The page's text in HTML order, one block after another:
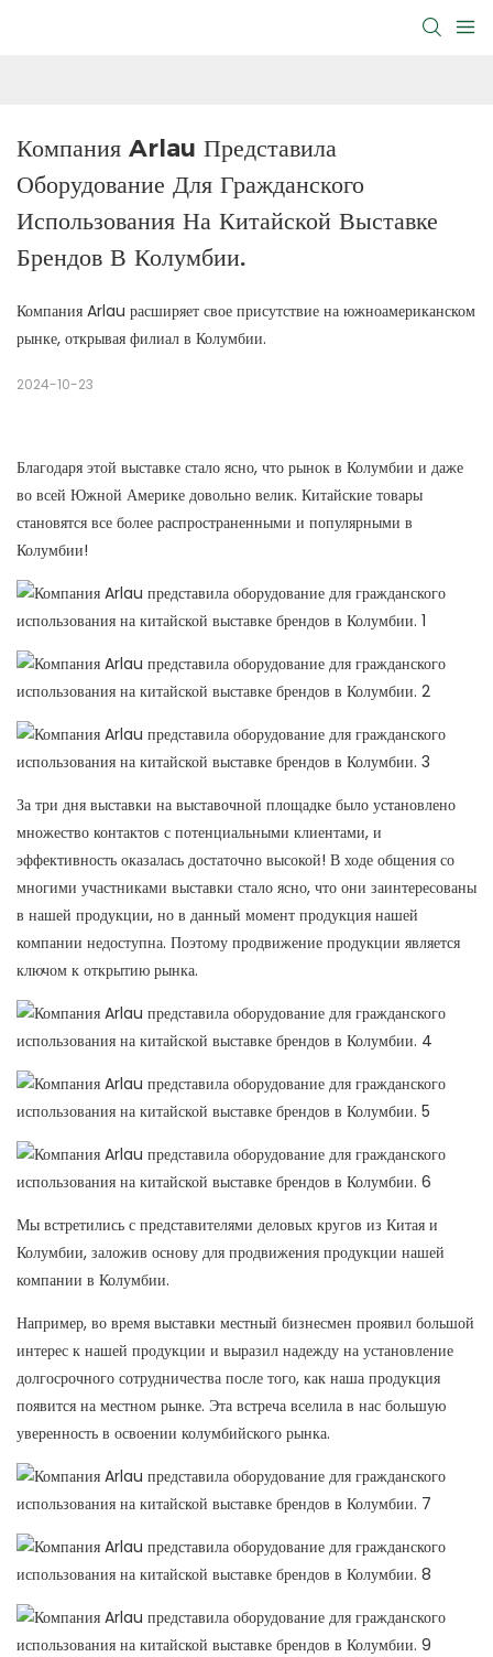
Компания Arlau Представила
Оборудование Для Гражданского
Использования На Китайской Выставке
Брендов В Колумбии.
Компания Arlau расширяет свое присутствие на южноамериканском
рынке, открывая филиал в Колумбии.
2024-10-23
Благодаря этой выставке стало ясно, что рынок в Колумбии и даже
во всей Южной Америке довольно велик. Китайские товары
становятся все более распространенными и популярными в
Колумбии!
За три дня выставки на выставочной площадке было установлено
множество контактов с потенциальными клиентами, и
эффективность оказалась достаточно высокой! В ходе общения со
многими участниками выставки стало ясно, что они заинтересованы
в нашей продукции, но в данный момент продукция нашей
компании недоступна. Поэтому продвижение продукции является
ключом к открытию рынка.
Мы встретились с представителями деловых кругов из Китая и
Колумбии, заложив основу для продвижения продукции нашей
компании в Колумбии.
Например, во время выставки местный бизнесмен проявил большой
интерес к нашей продукции и выразил надежду на установление
долгосрочного сотрудничества после того, как наша продукция
появится на местном рынке. Эта встреча вселила в нас большую
уверенность в освоении колумбийского рынка.